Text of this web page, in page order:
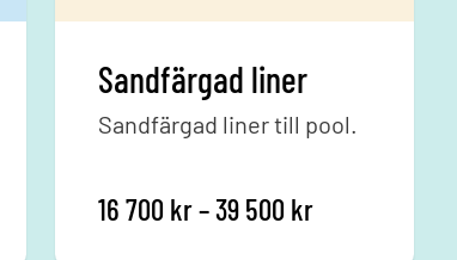
16 700 kr till 39 500 kr
Sandfärgad liner
Sandfärgad liner till pool.
16 700 kr–39 500 krPrisintervall: